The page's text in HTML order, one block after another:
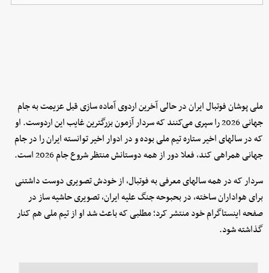
ملی پوشان فوتبال ایران در حالی آخرین اردوی آماده سازی قبل عزیمت به جام
جهانی 2026 را سپری می‌کنند که سردار آزمون بزرگترین غایب این اردوست. او
که در سالهای اخیر ستاره تیم ملی بوده و در ادوار اخیر توانسته ایران را در جام
جهانی همراهی کند، فعلا دور از همه دوستانش منتظر شروع جام 2026 است.
سردار که در همه سالهای معرفی به فوتبال، از خودش تصویری دوست داشتنی
برای هواداران ساخته، در بحبوحه جنگ علیه ایران، تصویری حاشیه ساز در
صفحه اینستاگرام خود منتشر کرد؛ مطلبی که باعث شد او از تیم ملی هم کنار
گذاشته شود.